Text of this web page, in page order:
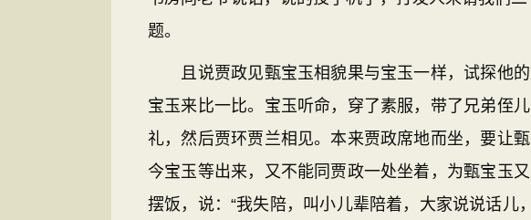
题。
且说贾政见甄宝玉相貌果与宝玉一样，试探他的
宝玉来比一比。宝玉听命，穿了素服，带了兄弟侄
礼，然后贾环贾兰相见。本来贾政席地而坐，要让
今宝玉等出来，又不能同贾政一处坐着，为甄宝玉
摆饭，说：“我失陪，叫小儿辈陪着，大家说说话儿